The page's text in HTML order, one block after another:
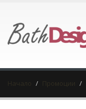
Начало Промоции